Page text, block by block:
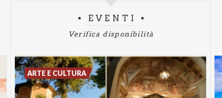
EVENTI
Verifica disponibilità
ARTE E CULTURA